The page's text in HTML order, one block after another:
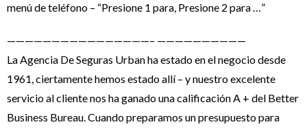
menú de teléfono – “Presione 1 para, Presione 2 para …”
————————————————– ——————————
La Agencia De Seguras Urban ha estado en el negocio desde
1961, ciertamente hemos estado allí – y nuestro excelente
servicio al cliente nos ha ganado una calificación A + del Better
Business Bureau. Cuando preparamos un presupuesto para